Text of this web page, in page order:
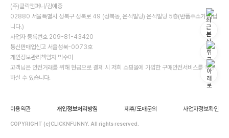
(주)클릭앤퍼니/김예중
02880 서울특별시 성북구 성북로 49 (성북동, 운석빌딩) 운석빌딩 5층(반품주소가 아닙
니다.)
사업자 등록번호 209-81-43420
통신판매업신고 서울성북-0073호
개인정보관리책임자 박수미
고객님은 안전거래를 위해 현금으로 결제 시 저희 소핑몰에 가입한 구매안전서비스를 이용
하실 수 있습니다.
이용약관 개인정보처리방침 제휴/도매문의 사업자정보확인
COPYRIGHT (c)CLICKNFUNNY. All rights reserved.